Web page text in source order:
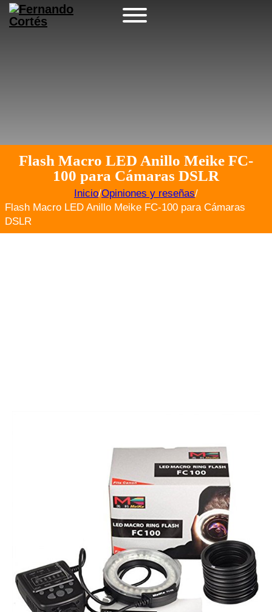
Flash Macro LED Anillo Meike FC-
100 para Cámaras DSLR
Inicio/Opiniones y reseñas/
Flash Macro LED Anillo Meike FC-100 para Cámaras
DSLR